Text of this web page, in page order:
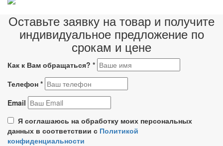
Оставьте заявку на товар и получите
индивидуальное предложение по
срокам и цене
Как к Вам обращаться? *
Телефон *
Email
Я соглашаюсь на обработку моих персональных
данных в соответствии с Политикой
конфиденциальности